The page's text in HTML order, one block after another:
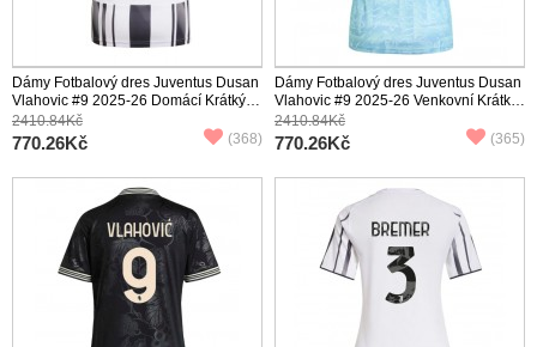
Dámy Fotbalový dres Juventus Dusan
Vlahovic #9 2025-26 Domácí Krátký
Rukáv
2410.84Kč
770.26Kč (368)
Dámy Fotbalový dres Juventus Dusan
Vlahovic #9 2025-26 Venkovní Krátký
Rukáv
2410.84Kč
770.26Kč (365)